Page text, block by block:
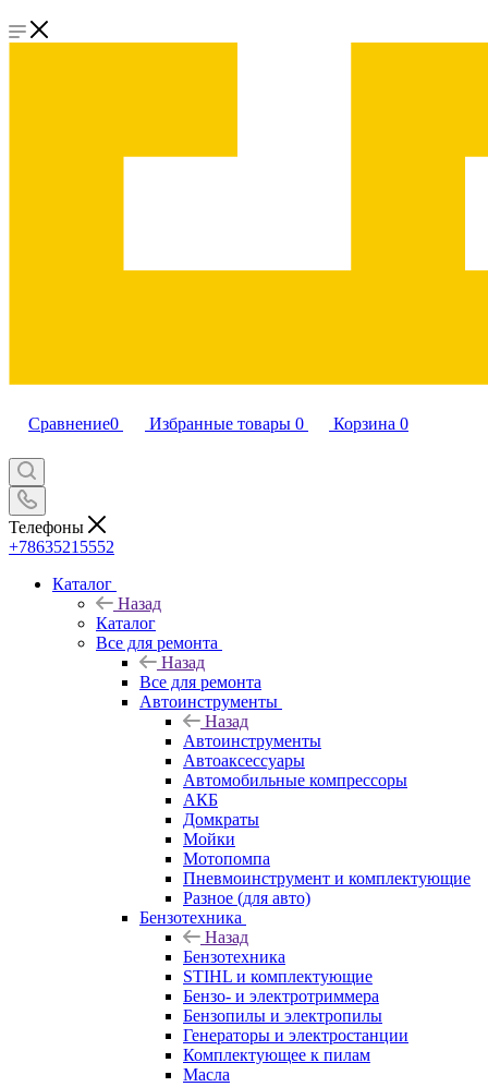
Сравнение0 Избранные товары 0 Корзина 0
Телефоны
+78635215552
Каталог
Назад
Каталог
Все для ремонта
Назад
Все для ремонта
Автоинструменты
Назад
Автоинструменты
Автоаксессуары
Автомобильные компрессоры
АКБ
Домкраты
Мойки
Мотопомпа
Пневмоинструмент и комплектующие
Разное (для авто)
Бензотехника
Назад
Бензотехника
STIHL и комплектующие
Бензо- и электротриммера
Бензопилы и электропилы
Генераторы и электростанции
Комплектующее к пилам
Масла